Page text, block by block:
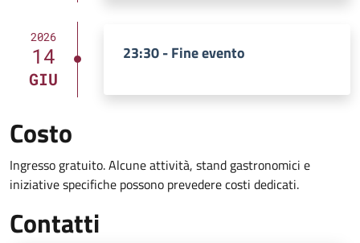
2026
14
GIU
23:30 - Fine evento
Costo
Ingresso gratuito. Alcune attività, stand gastronomici e
iniziative specifiche possono prevedere costi dedicati.
Contatti